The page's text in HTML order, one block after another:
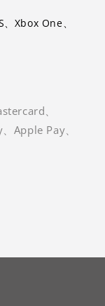
Xbox One、
、
Apple Pay、